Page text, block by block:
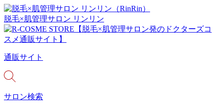
脱毛×肌管理サロン リンリン
通販サイト
サロン検索